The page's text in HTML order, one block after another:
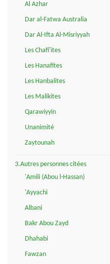
Al Azhar
Dar al-Fatwa Australia
Dar Al-Ifta Al-Misriyyah
Les Chafi'ites
Les Hanafites
Les Hanbalites
Les Malikites
Qarawiyyin
Unanimité
Zaytounah
3.Autres personnes citées
'Amili (Abou l-Hassan)
'Ayyachi
Albani
Bakr Abou Zayd
Dhahabi
Fawzan